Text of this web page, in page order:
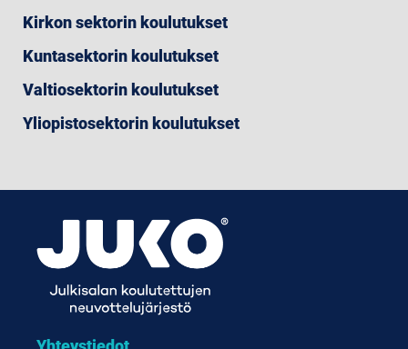
Kirkon sektorin koulutukset
Kuntasektorin koulutukset
Valtiosektorin koulutukset
Yliopistosektorin koulutukset